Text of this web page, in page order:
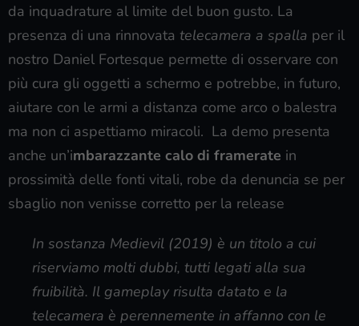
da inquadrature al limite del buon gusto. La
presenza di una rinnovata telecamera a spalla per il
nostro Daniel Fortesque permette di osservare con
più cura gli oggetti a schermo e potrebbe, in futuro,
aiutare con le armi a distanza come arco o balestra
ma non ci aspettiamo miracoli. La demo presenta
anche un’imbarazzante calo di framerate in
prossimità delle fonti vitali, robe da denuncia se per
sbaglio non venisse corretto per la release
In sostanza Medievil (2019) è un titolo a cui
riserviamo molti dubbi, tutti legati alla sua
fruibilità. Il gameplay risulta datato e la
telecamera è perennemente in affanno con le